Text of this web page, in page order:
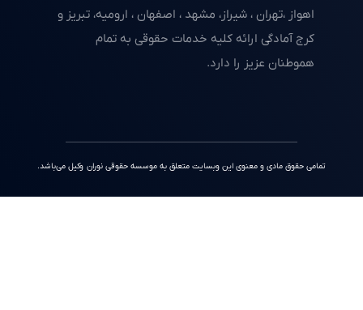
اهواز ،تهران ، شیراز، مشهد ، اصفهان ، ارومیه، تبریز و
کرج آمادگی ارائه کلیه خدمات حقوقی به تمام
هموطنان عزیز را دارد.
تمامی حقوق مادی و معنوی این وبسایت متعلق به موسسه حقوقی نوران وکیل می‌باشد.